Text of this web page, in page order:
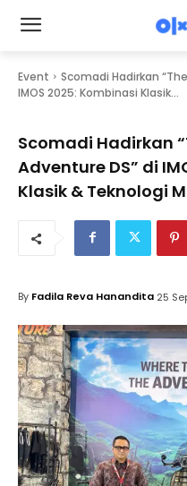
Event
Scomadi Hadirkan
IMOS 2025: Kombinasi Klasik...
Scomadi Hadirkan
Adventure DS” di
Klasik & Teknologi
By Fadila Reva Hanandita 25